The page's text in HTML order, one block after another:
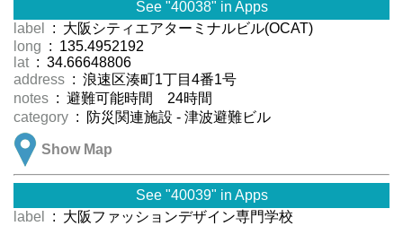
See "40038" in Apps
label
: 大阪シティエアターミナルビル(OCAT)
long : 135.4952192
lat : 34.66648806
address : 浪速区湊町1丁目4番1号
notes : 避難可能時間 24時間
category : 防災関連施設 - 津波避難ビル
Show Map
See "40039" in Apps
label
: 大阪ファッションデザイン専門学校